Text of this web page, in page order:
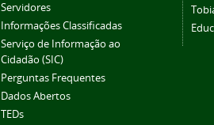
Servidores
Informações Classificadas
Serviço de Informação ao
Cidadão (SIC)
Perguntas Frequentes
Dados Abertos
TEDs